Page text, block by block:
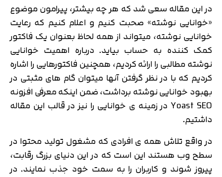
در این مقاله سعی شد که هر چه بیشتر، پیرامون موضوع
«خوانایی نوشته» صحبت کنیم و اعلام کنیم که رعایت
خوانایی نوشته، میتواند از همه لحاظ بعنوان یک فاکتور
کمک کننده به حساب بیاید. درباره اهمیت خوانایی
نوشته مطالبی را ارائه کردیم، همچنین فاکتورهایی را اشاره
کردیم که با در نظر گرفتن آنها میتوان گام های مثبتی در
بهبود خوانایی نوشته برداشت، ضمن اینکه معرفی افزونه
Yoast SEO در زمینه ی خوانایی را نیز در قالب این مقاله
داشتیم.
در واقع تلاش همه ی افرادی که مشغول تولید محتوا در
سطح وب هستند این است که در این دنیای بزرگ رقابت،
پیروز شوند و کاربران را به سمت خود جذب نمایند. در